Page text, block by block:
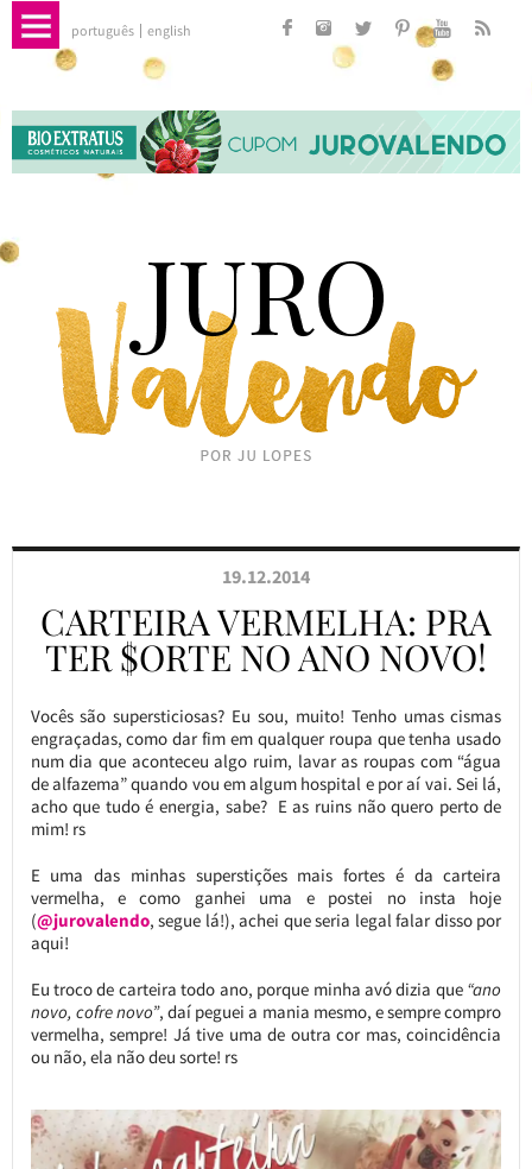
português english
19.12.2014
CARTEIRA VERMELHA: PRA
TER $ORTE NO ANO NOVO!
Vocês são supersticiosas? Eu sou, muito! Tenho umas cismas
engraçadas, como dar fim em qualquer roupa que tenha usado
num dia que aconteceu algo ruim, lavar as roupas com “água
de alfazema” quando vou em algum hospital e por aí vai. Sei lá,
acho que tudo é energia, sabe? E as ruins não quero perto de
mim! rs
E uma das minhas superstições mais fortes é da carteira
vermelha, e como ganhei uma e postei no insta hoje
(@jurovalendo, segue lá!), achei que seria legal falar disso por
aqui!
Eu troco de carteira todo ano, porque minha avó dizia que “ano
novo, cofre novo”, daí peguei a mania mesmo, e sempre compro
vermelha, sempre! Já tive uma de outra cor mas, coincidência
ou não, ela não deu sorte! rs